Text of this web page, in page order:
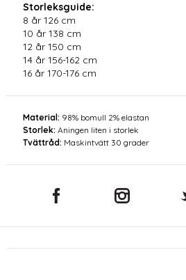
Storleksguide:
8 år 126 cm
10 år 138 cm
12 år 150 cm
14 år 156-162 cm
16 år 170-176 cm
Material: 98% bomull 2% elastan
Storlek: Aningen liten i storlek
Tvättråd: Maskintvätt 30 grader